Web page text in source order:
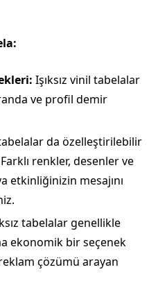
Işıksız vinil tabelalar
ve profil demir
tabelalar da özelleştirilebilir
renkler, desenler ve
etkinliğinizin mesajını
tabelalar genellikle
ekonomik bir seçenek
çözümü arayan